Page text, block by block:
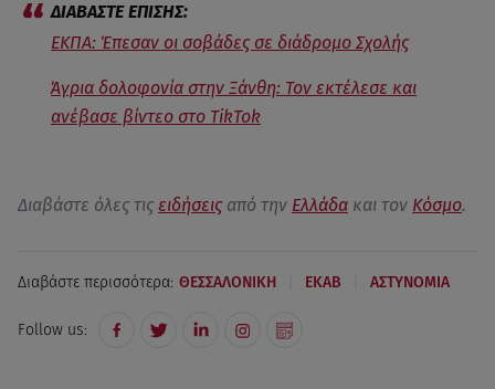
ΕΚΠΑ: Έπεσαν οι σοβάδες σε διάδρομο Σχολής
Άγρια δολοφονία στην Ξάνθη: Τον εκτέλεσε και
ανέβασε βίντεο στο TikTok
Διαβάστε όλες τις ειδήσεις από την Ελλάδα και τον Κόσμο.
Διαβάστε περισσότερα: ΘΕΣΣΑΛΟΝΙΚΗ ΕΚΑΒ ΑΣΤΥΝΟΜΙΑ
Follow us: